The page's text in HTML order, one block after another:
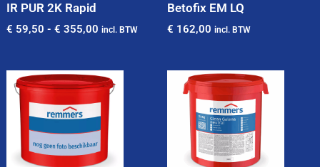
IR PUR 2K Rapid
€ 59,50 - € 355,00 incl. BTW
Betofix EM LQ
€ 162,00 incl. BTW